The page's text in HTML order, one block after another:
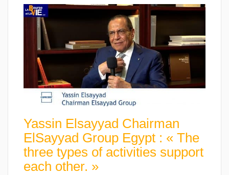
Yassin Elsayyad Chairman
ElSayyad Group Egypt : « The
three types of activities support
each other. »